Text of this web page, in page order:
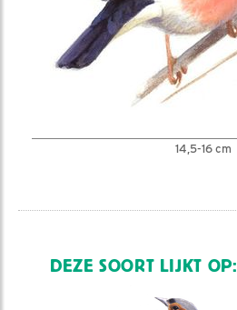
14,5-16 cm
DEZE SOORT LIJKT OP: